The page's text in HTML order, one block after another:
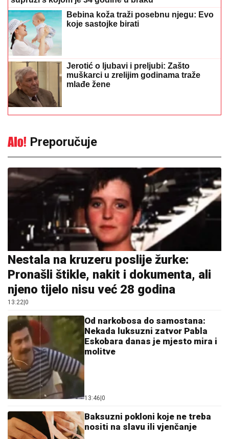
Bebina koža traži posebnu njegu: Evo
koje sastojke birati
Jerotić o ljubavi i preljubi: Zašto
muškarci u zrelijim godinama traže
mlađe žene
Preporučuje
Nestala na kruzeru poslije žurke:
Pronašli štikle, nakit i dokumenta, ali
njeno tijelo nisu već 28 godina
13:22 0
Od narkobosa do samostana:
Nekada luksuzni zatvor Pabla
Eskobara danas je mjesto mira i
molitve
13:46 0
Baksuzni pokloni koje ne treba
nositi na slavu ili vjenčanje